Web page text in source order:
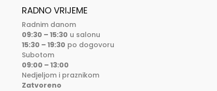
RADNO VRIJEME
Radnim danom
09:30 – 15:30 u salonu
15:30 – 19:30 po dogovoru
Subotom
09:00 – 13:00
Nedjeljom i praznikom
Zatvoreno